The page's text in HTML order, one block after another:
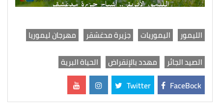
الليمور الأفريقي.. أشباح جزيرة مدغشقر
الليمور اليموريات جزيرة مدغشقر
مهرجان ليموريا
الصيد الجائر
مهدد بالإنقراض الحياة البرية
FaceBock
Twitter